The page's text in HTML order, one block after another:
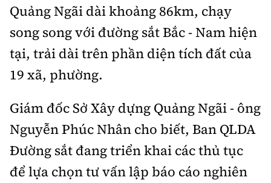
Quảng Ngãi dài khoảng 86km, chạy
song song với đường sắt Bắc - Nam hiện
tại, trải dài trên phần diện tích đất của
19 xã, phường.
Giám đốc Sở Xây dựng Quảng Ngãi - ông
Nguyễn Phúc Nhân cho biết, Ban QLDA
Đường sắt đang triển khai các thủ tục
để lựa chọn tư vấn lập báo cáo nghiên